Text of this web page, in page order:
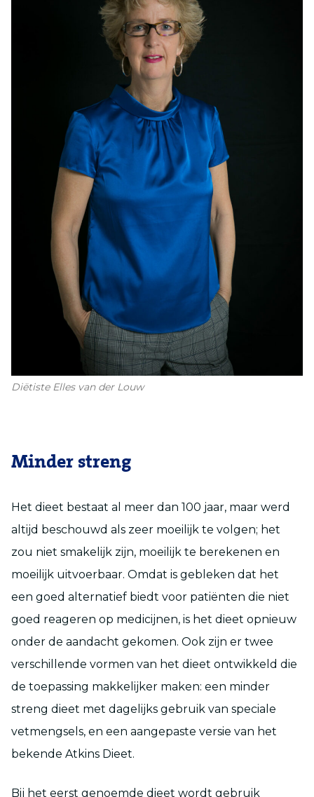
Diëtiste Elles van der Louw
Minder streng
Het dieet bestaat al meer dan 100 jaar, maar werd
altijd beschouwd als zeer moeilijk te volgen; het
zou niet smakelijk zijn, moeilijk te berekenen en
moeilijk uitvoerbaar. Omdat is gebleken dat het
een goed alternatief biedt voor patiënten die niet
goed reageren op medicijnen, is het dieet opnieuw
onder de aandacht gekomen. Ook zijn er twee
verschillende vormen van het dieet ontwikkeld die
de toepassing makkelijker maken: een minder
streng dieet met dagelijks gebruik van speciale
vetmengsels, en een aangepaste versie van het
bekende Atkins Dieet.
Bij het eerst genoemde dieet wordt gebruik